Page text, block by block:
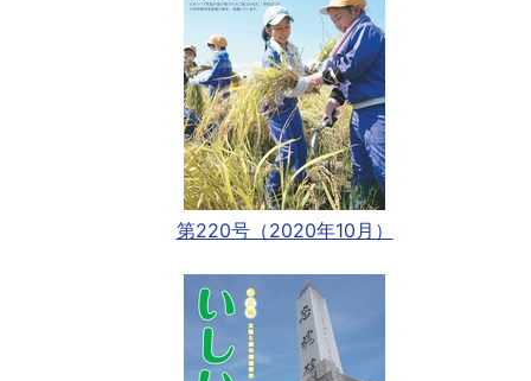
第220号（2020年10月）